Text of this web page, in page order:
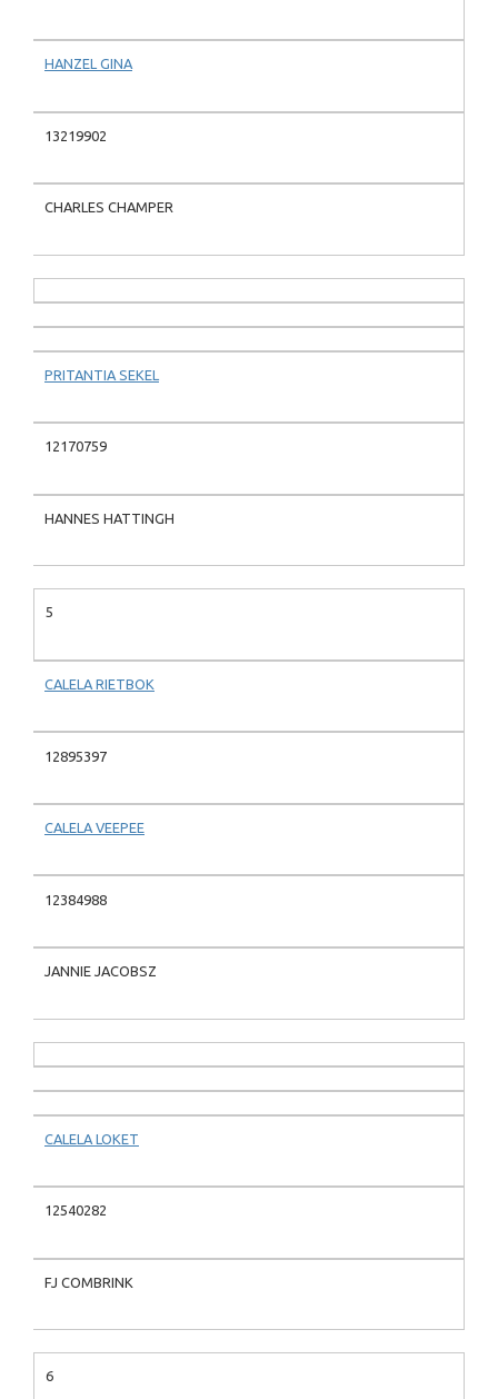
HANZEL GINA
13219902
CHARLES CHAMPER
PRITANTIA SEKEL
12170759
HANNES HATTINGH
5
CALELA RIETBOK
12895397
CALELA VEEPEE
12384988
JANNIE JACOBSZ
CALELA LOKET
12540282
FJ COMBRINK
6